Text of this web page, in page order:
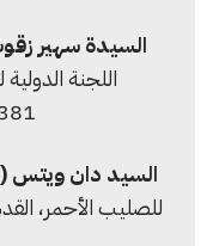
السيدة سهير
اللجنة
السيد دان ويتس
للصليب الأحمر، القدس،